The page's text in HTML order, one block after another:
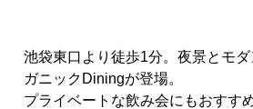
池袋東口より徒歩1分。夜景とモ
ガニックDiningが登場。
プライベートな飲み会にもおすす